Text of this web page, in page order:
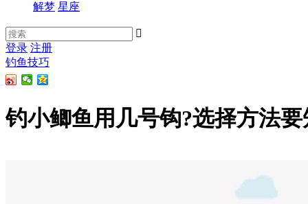
解梦 星座

登录 注册
钓鱼技巧
钓小鲫鱼用几号钩?选择方法